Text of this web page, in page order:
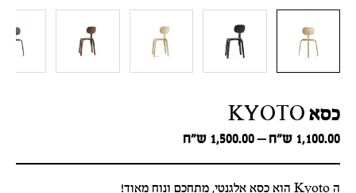
כסא KYOTO
1,100.00 ש״ח –
1,500.00 ש״חPrice
through
ה Kyoto הוא כסא אלגנטי, מתחכם ונוח מאוד!